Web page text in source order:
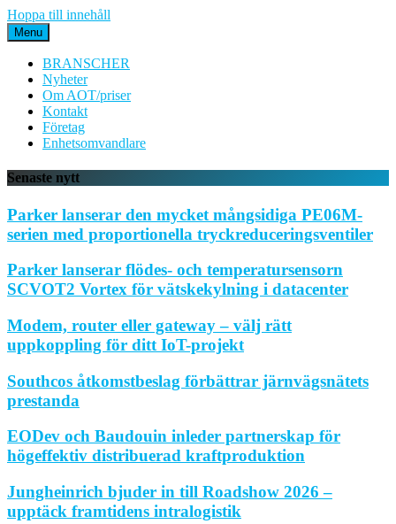
Hoppa till innehåll
Menu
BRANSCHER
Nyheter
Om AOT/priser
Kontakt
Företag
Enhetsomvandlare
Senaste nytt
Parker lanserar den mycket mångsidiga PE06M-
serien med proportionella tryckreduceringsventiler
Parker lanserar flödes- och temperatursensorn
SCVOT2 Vortex för vätskekylning i datacenter
Modem, router eller gateway – välj rätt
uppkoppling för ditt IoT-projekt
Southcos åtkomstbeslag förbättrar järnvägsnätets
prestanda
EODev och Baudouin inleder partnerskap för
högeffektiv distribuerad kraftproduktion
Jungheinrich bjuder in till Roadshow 2026 –
upptäck framtidens intralogistik